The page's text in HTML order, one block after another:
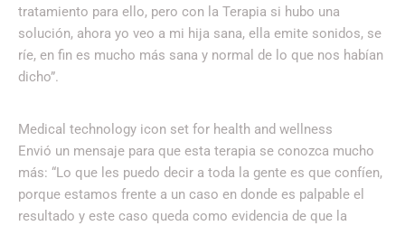
tratamiento para ello, pero con la Terapia si hubo una
solución, ahora yo veo a mi hija sana, ella emite sonidos, se
ríe, en fin es mucho más sana y normal de lo que nos habían
dicho”.
Medical technology icon set for health and wellness
Envió un mensaje para que esta terapia se conozca mucho
más: “Lo que les puedo decir a toda la gente es que confíen,
porque estamos frente a un caso en donde es palpable el
resultado y este caso queda como evidencia de que la